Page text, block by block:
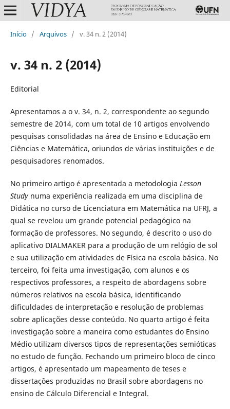
Início / Arquivos / v. 34 n. 2 (2014)
v. 34 n. 2 (2014)
Editorial
Apresentamos a o v. 34, n. 2, correspondente ao segundo
semestre de 2014, com um total de 10 artigos envolvendo
pesquisas consolidadas na área de Ensino e Educação em
Ciências e Matemática, oriundos de várias instituições e de
pesquisadores renomados.
No primeiro artigo é apresentada a metodologia Lesson
Studynuma experiência realizada em uma disciplina de
Didática no curso de Licenciatura em Matemática na UFRJ, a
qual se revelou um grande potencial pedagógico na
formação de professores. No segundo, é descrito o uso do
aplicativo DIALMAKER para a produção de um relógio de sol
e sua utilização em atividades de Física na escola básica. No
terceiro, foi feita uma investigação, com alunos e os
respectivos professores, a respeito de abordagens sobre
números relativos na escola básica, identificando
dificuldades de interpretação e resolução de problemas
sobre aplicações desse conteúdo. No quarto artigo é feita
investigação sobre a maneira como estudantes do Ensino
Médio utilizam diversos tipos de representações semióticas
no estudo de função. Fechando um primeiro bloco de cinco
artigos, é apresentado um mapeamento de teses e
dissertações produzidas no Brasil sobre abordagens no
ensino de Cálculo Diferencial e Integral.